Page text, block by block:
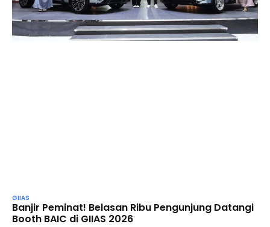
GIIAS
Banjir Peminat! Belasan Ribu Pengunjung Datangi
Booth BAIC di GIIAS 2026